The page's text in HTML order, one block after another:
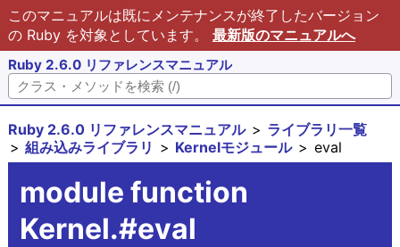
このマニュアルは既にメンテナンスが終了したバージョン
の Ruby を対象としています。 最新版のマニュアルへ
Ruby 2.6.0 リファレンスマニュアル
Ruby 2.6.0 リファレンスマニュアル
ライブラリ一覧
組み込みライブラリ
Kernelモジュール eval
module function
Kernel.#eval